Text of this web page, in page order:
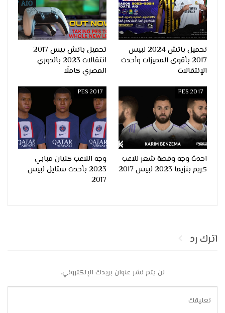
تحميل باتش 2024 لبيس
2017 بأقوى المميزات وأحدث
الإنتقالات
تحميل باتش بيس 2017
انتقالات 2023 بالدوري
المصري كاملًا
PES 2017
احدث وجه وقصة شعر للاعب
كريم بنزيما 2023 لبيس 2017
PES 2017
وجه اللاعب كليان مبابي
2023 بأحدث ستايل لبيس
2017
اترك رد
لن يتم نشر عنوان بريدك الإلكتروني.